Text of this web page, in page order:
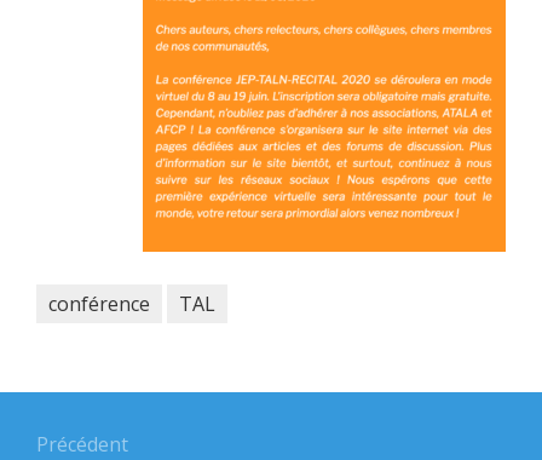
conférence TAL
Précédent